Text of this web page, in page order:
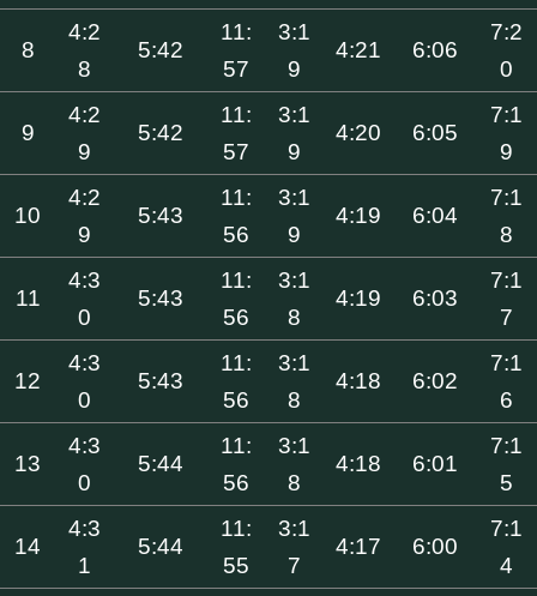
8
4:2
8
5:42
11:
57
3:1
9
4:21 6:06
7:2
0
9
4:2
9
5:42
11:
57
3:1
9
4:20 6:05
7:1
9
10
4:2
9
5:43
11:
56
3:1
9
4:19 6:04
7:1
8
11
4:3
0
5:43
11:
56
3:1
8
4:19 6:03
7:1
7
12
4:3
0
5:43
11:
56
3:1
8
4:18 6:02
7:1
6
13
4:3
0
5:44
11:
56
3:1
8
4:18 6:01
7:1
5
14
4:3
1
5:44
11:
55
3:1
7
4:17 6:00
7:1
4